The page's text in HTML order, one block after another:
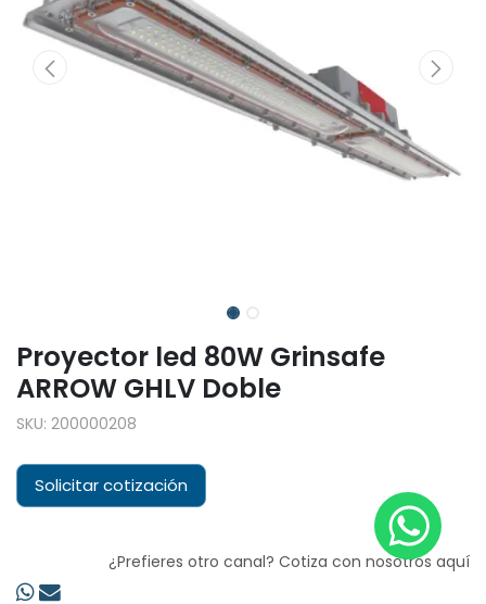
Proyector led 80W Grinsafe
ARROW GHLV Doble
SKU: 200000208
Solicitar cotización
¿Prefieres otro canal? Cotiza con nosotros aquí